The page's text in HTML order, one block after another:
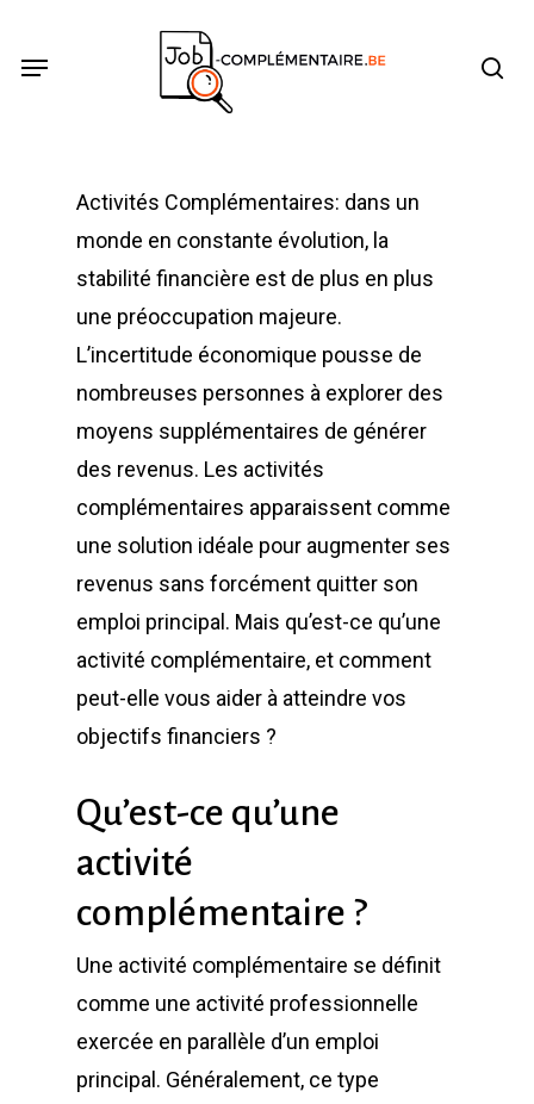
Menu
Activités Complémentaires: dans un
monde en constante évolution, la
stabilité financière est de plus en plus
une préoccupation majeure.
L’incertitude économique pousse de
nombreuses personnes à explorer des
moyens supplémentaires de générer
des revenus. Les activités
complémentaires apparaissent comme
une solution idéale pour augmenter ses
revenus sans forcément quitter son
emploi principal. Mais qu’est-ce qu’une
activité complémentaire, et comment
peut-elle vous aider à atteindre vos
objectifs financiers ?
Qu’est-ce qu’une
activité
complémentaire ?
Une activité complémentaire se définit
comme une activité professionnelle
exercée en parallèle d’un emploi
principal. Généralement, ce type